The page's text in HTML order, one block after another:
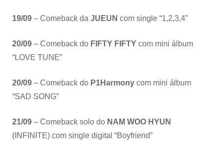
19/09 – Comeback da JUEUN com single “1,2,3,4”
20/09 – Comeback do FIFTY FIFTY com mini álbum
“LOVE TUNE”
20/09 – Comeback do P1Harmony com mini álbum
“SAD SONG”
21/09 – Comeback solo do NAM WOO HYUN
(INFINITE) com single digital “Boyfriend”